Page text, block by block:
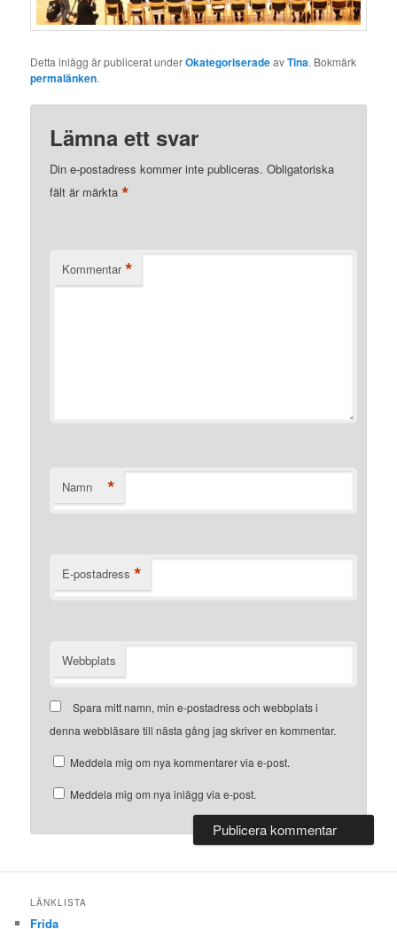
Detta inlägg är publicerat underOkategoriseradeavTina. Bokmärk
permalänken.
Lämna ett svar
Din e-postadress kommer inte publiceras. Obligatoriska
fält är märkta*
Kommentar *
Namn *
E-postadress *
Webbplats
Spara mitt namn, min e-postadress och webbplats i
denna webbläsare till nästa gång jag skriver en kommentar.
Meddela mig om nya kommentarer via e-post.
Meddela mig om nya inlägg via e-post.
LÄNKLISTA
Frida